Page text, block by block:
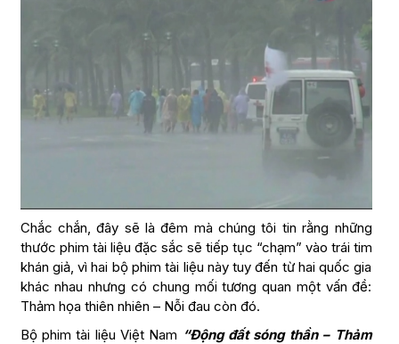
Chắc chắn, đây sẽ là đêm mà chúng tôi tin rằng những
thước phim tài liệu đặc sắc sẽ tiếp tục “chạm” vào trái tim
khán giả, vì hai bộ phim tài liệu này tuy đến từ hai quốc gia
khác nhau nhưng có chung mối tương quan một vấn đề:
Thảm họa thiên nhiên – Nỗi đau còn đó.
Bộ phim tài liệu Việt Nam “Động đất sóng thần – Thảm